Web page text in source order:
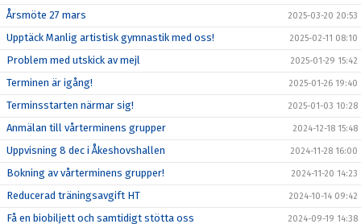
Årsmöte 27 mars 2025-03-20 20:53
Upptäck Manlig artistisk gymnastik med oss! 2025-02-11 08:10
Problem med utskick av mejl 2025-01-29 15:42
Terminen är igång! 2025-01-26 19:40
Terminsstarten närmar sig! 2025-01-03 10:28
Anmälan till vårterminens grupper 2024-12-18 15:48
Uppvisning 8 dec i Åkeshovshallen 2024-11-28 16:00
Bokning av vårterminens grupper! 2024-11-20 14:23
Reducerad träningsavgift HT 2024-10-14 09:42
Få en biobiljett och samtidigt stötta oss 2024-09-19 14:38